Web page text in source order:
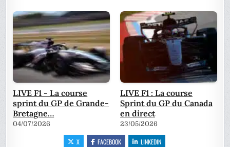
LIVE F1 - La course
sprint du GP de Grande-
Bretagne…
04/07/2026
LIVE F1 : La course
Sprint du GP du Canada
en direct
23/05/2026
X FACEBOOK LINKEDIN